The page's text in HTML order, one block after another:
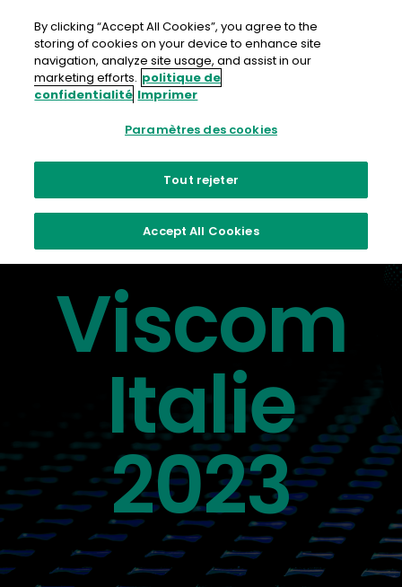
contenu
Fujifilm à
Viscom
Italie
2023
By clicking “Accept All Cookies”, you agree to the
storing of cookies on your device to enhance site
navigation, analyze site usage, and assist in our
marketing efforts. politique de
confidentialité Imprimer
Paramètres des cookies
Tout rejeter
Accept All Cookies